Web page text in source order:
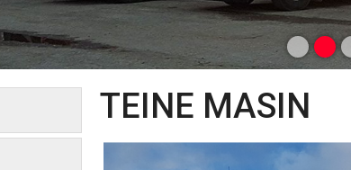
TEINE MASIN